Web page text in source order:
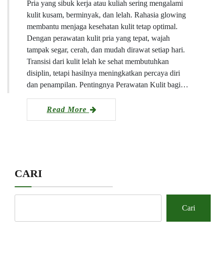
Pria yang sibuk kerja atau kuliah sering mengalami
kulit kusam, berminyak, dan lelah. Rahasia glowing
membantu menjaga kesehatan kulit tetap optimal.
Dengan perawatan kulit pria yang tepat, wajah
tampak segar, cerah, dan mudah dirawat setiap hari.
Transisi dari kulit lelah ke sehat membutuhkan
disiplin, tetapi hasilnya meningkatkan percaya diri
dan penampilan. Pentingnya Perawatan Kulit bagi…
Read More
CARI
Cari